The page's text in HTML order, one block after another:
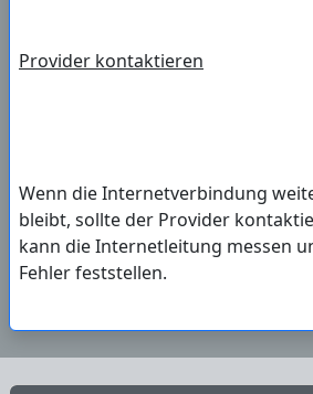
Provider kontaktieren
Wenn die Internetverbindung
bleibt, sollte der Provider
kann die Internetleitung messen
Fehler feststellen.